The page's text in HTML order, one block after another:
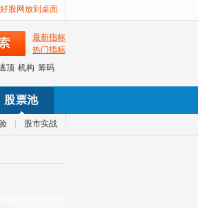
股网放到桌面
最新指标
热门指标
顶 机构 筹码
股票池
股市实战